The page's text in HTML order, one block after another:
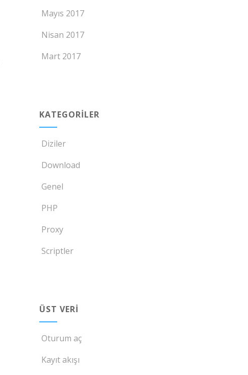
Mayıs 2017
Nisan 2017
Mart 2017
KATEGORILER
Diziler
Download
Genel
PHP
Proxy
Scriptler
ÜST VERI
Oturum aç
Kayıt akışı